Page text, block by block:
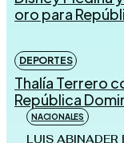
oro para
DEPORTES
Thalía Terrero
República
NACIONALES
LUIS ABINADER